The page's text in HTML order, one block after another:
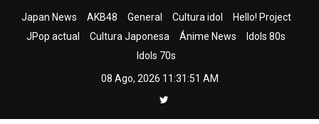
Japan News AKB48 General Cultura idol
Hello! Project
JPop actual
Cultura Japonesa Ánime News
Idols 80s
Idols 70s
08 Ago, 2026 11:31:52 AM